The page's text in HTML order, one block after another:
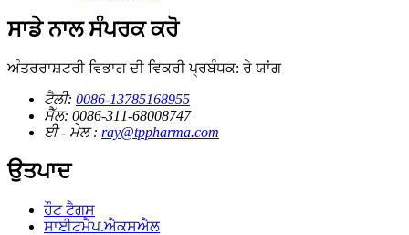
ਸਾਡੇ ਨਾਲ ਸੰਪਰਕ ਕਰੋ
ਅੰਤਰਰਾਸ਼ਟਰੀ ਵਿਭਾਗ ਦੀ ਵਿਕਰੀ ਪ੍ਰਬੰਧਕ: ਰੇ ਯਾਂਗ
ਟੈਲੀ: 0086-13785168955
ਸੈੱਲ: 0086-311-68008747
ਈ - ਮੇਲ : ray@tppharma.com
ਉਤਪਾਦ
ਹੌਟ ਟੈਗਸ
ਸਾਈਟਮੈਪ.ਐਕਸਐਲ